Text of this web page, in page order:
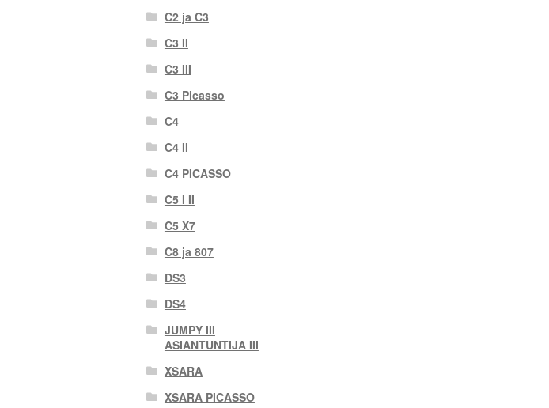
C2 ja C3
C3 II
C3 III
C3 Picasso
C4
C4 II
C4 PICASSO
C5 I II
C5 X7
C8 ja 807
DS3
DS4
JUMPY III
ASIANTUNTIJA III
XSARA
XSARA PICASSO